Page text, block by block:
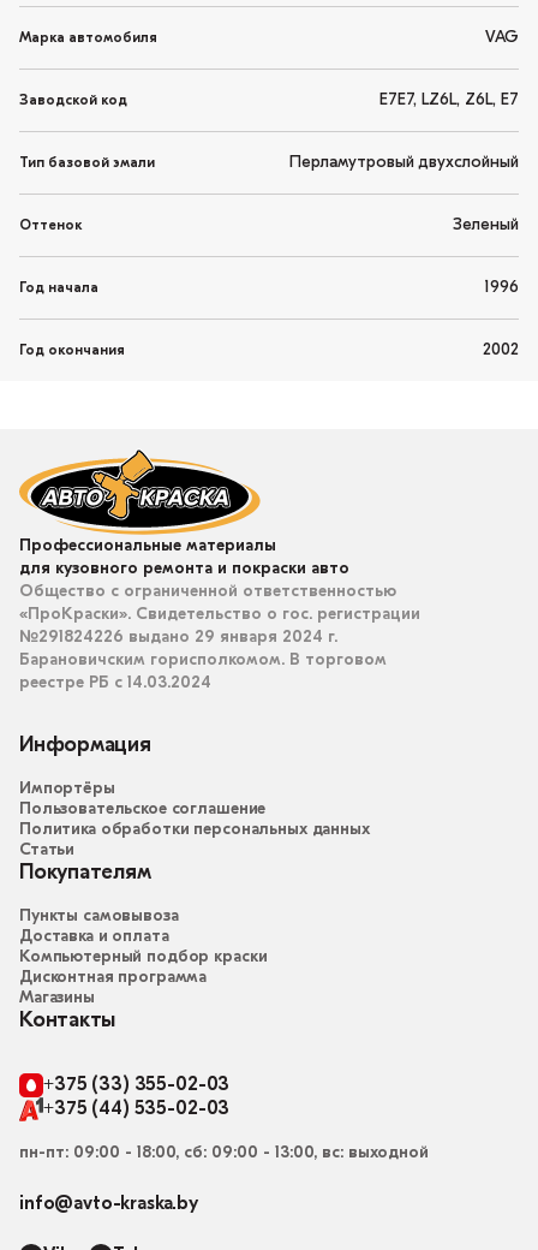
Марка автомобиля VAG
Заводской код E7E7, LZ6L, Z6L, E7
Тип базовой эмали Перламутровый двухслойный
Оттенок Зеленый
Год начала 1996
Год окончания 2002
Профессиональные материалы
для кузовного ремонта и покраски авто
Общество с ограниченной ответственностью
«ПроКраски». Свидетельство о гос. регистрации
№291824226 выдано 29 января 2024 г.
Барановичским горисполкомом. В торговом
реестре РБ с 14.03.2024
Информация
Импортёры
Пользовательское соглашение
Политика обработки персональных данных
Статьи
Покупателям
Пункты самовывоза
Доставка и оплата
Компьютерный подбор краски
Дисконтная программа
Магазины
Контакты
+375 (33) 355-02-03
+375 (44) 535-02-03
пн-пт: 09:00 - 18:00, сб: 09:00 - 13:00, вс: выходной
info@avto-kraska.by